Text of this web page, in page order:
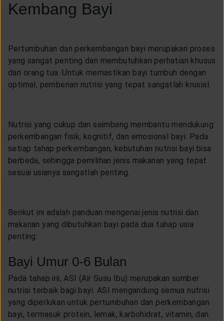
Kembang Bayi
Pertumbuhan dan perkembangan bayi merupakan proses
yang sangat penting dan membutuhkan perhatian khusus
dari orang tua. Untuk memastikan bayi tumbuh dengan
optimal, pemberian nutrisi yang tepat sangatlah krusial.
Nutrisi yang cukup dan seimbang membantu mendukung
perkembangan fisik, kognitif, dan emosional bayi. Pada
setiap tahap perkembangan, kebutuhan nutrisi bayi bisa
berbeda, sehingga pemilihan jenis makanan yang tepat
sesuai usianya sangatlah penting.
Berikut ini adalah panduan mengenai jenis nutrisi dan
makanan yang dibutuhkan bayi pada dua tahap usia
penting:
Bayi Umur 0-6 Bulan
Pada tahap ini, ASI (Air Susu Ibu) merupakan sumber
nutrisi terbaik bagi bayi. ASI mengandung semua nutrisi
yang diperlukan untuk pertumbuhan dan perkembangan
bayi, termasuk protein, lemak, karbohidrat, vitamin, dan
TENTANG GENERALI
ACARA
KEAGENAN